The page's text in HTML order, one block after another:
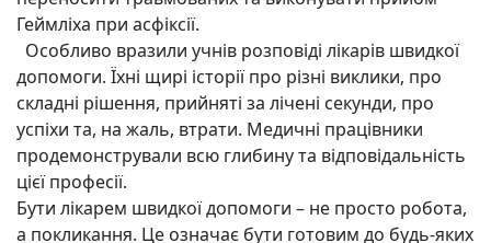
Геймліха при асфіксії.
Особливо вразили учнів розповіді лікарів швидкої
допомоги. Їхні щирі історії про різні виклики, про
складні рішення, прийняті за лічені секунди, про
успіхи та, на жаль, втрати. Медичні працівники
продемонстрували всю глибину та відповідальність
цієї професії.
Бути лікарем швидкої допомоги – не просто робота,
а покликання. Це означає бути готовим до будь-яких